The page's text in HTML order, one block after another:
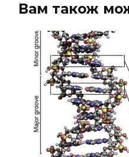
Вам також